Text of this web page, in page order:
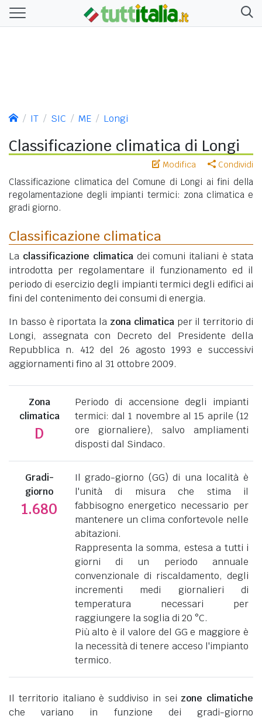
IT SIC ME Longi
Classificazione climatica di Longi
Modifica Condividi
Classificazione climatica del Comune di Longi ai fini della
regolamentazione degli impianti termici: zona climatica e
gradi giorno.
Classificazione climatica
La classificazione climaticadei comuni italiani è stata
introdotta per regolamentare il funzionamento ed il
periodo di esercizio degli impianti termici degli edifici ai
fini del contenimento dei consumi di energia.
In basso è riportata la zona climaticaper il territorio di
Longi, assegnata con Decreto del Presidente della
Repubblica n. 412 del 26 agosto 1993 e successivi
aggiornamenti fino al 31 ottobre 2009.
Zona
climatica
D
Periodo di accensione degli impianti
termici: dal 1 novembre al 15 aprile (12
ore giornaliere), salvo ampliamenti
disposti dal Sindaco.
Gradi-
giorno
1.680
Il grado-giorno (GG) di una località è
l'unità di misura che stima il
fabbisogno energetico necessario per
mantenere un clima confortevole nelle
abitazioni.
Rappresenta la somma, estesa a tutti i
giorni di un periodo annuale
convenzionale di riscaldamento, degli
incrementi medi giornalieri di
temperatura necessari per
raggiungere la soglia di 20 °C.
Più alto è il valore del GG e maggiore è
la necessità di tenere acceso l'impianto
termico.
Il territorio italiano è suddiviso in sei zone climatiche
che variano in funzione dei gradi-giorno